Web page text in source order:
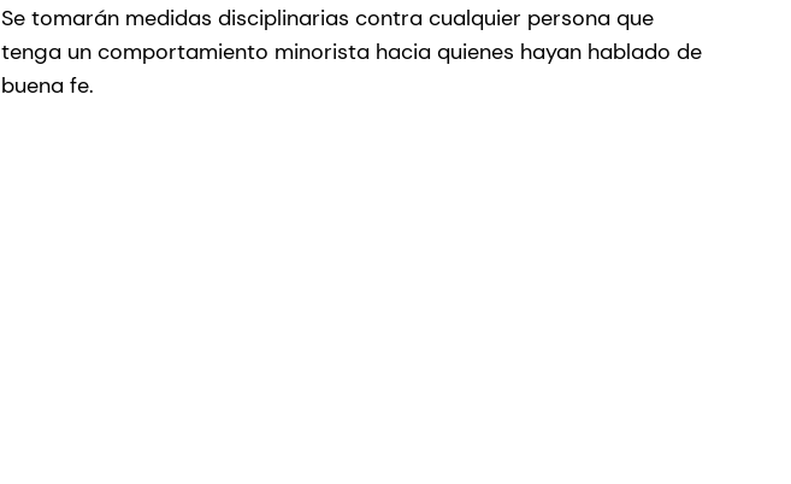
Se tomarán medidas disciplinarias contra cualquier persona que
tenga un comportamiento minorista hacia quienes hayan hablado de
buena fe.